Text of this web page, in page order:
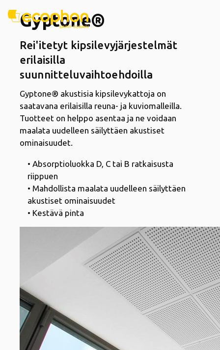
Gyptone®
Rei'itetyt kipsilevyjärjestelmät
erilaisilla
suunnitteluvaihtoehdoilla
Gyptone® akustisia kipsilevykattoja on
saatavana erilaisilla reuna- ja kuviomalleilla.
Tuotteet on helppo asentaa ja ne voidaan
maalata uudelleen säilyttäen akustiset
ominaisuudet.
• Absorptioluokka D, C tai B ratkaisusta
riippuen
• Mahdollista maalata uudelleen säilyttäen
akustiset ominaisuudet
• Kestävä pinta